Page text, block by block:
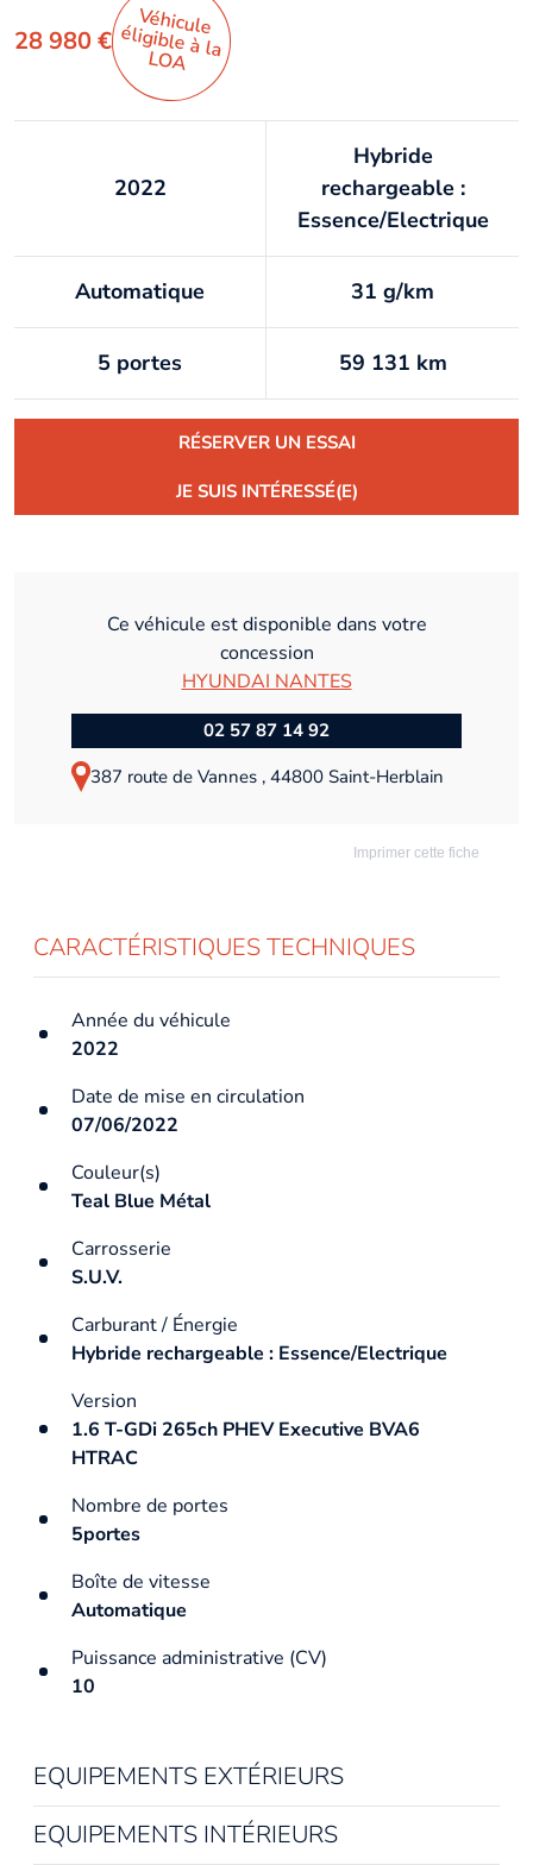
28 980 €
Véhicule
éligible à la
LO
A
2022
Hybride
rechargeable :
Essence/Electrique
Automatique 31 g/km
5 portes 59 131 km
RÉSERVER UN ESSAI
JE SUIS INTÉRESSÉ(E)
Ce véhicule est disponible dans votre
concession
HYUNDAI NANTES
02 57 87 14 92
387 route de Vannes , 44800 Saint-Herblain
Imprimer cette fiche
CARACTÉRISTIQUES TECHNIQUES
Année du véhicule
2022
Date de mise en circulation
07/06/2022
Couleur(s)
Teal Blue Métal
Carrosserie
S.U.V.
Carburant / Énergie
Hybride rechargeable : Essence/Electrique
Version
1.6 T-GDi 265ch PHEV Executive BVA6
HTRAC
Nombre de portes
5portes
Boîte de vitesse
Automatique
Puissance administrative (CV)
10
EQUIPEMENTS EXTÉRIEURS
EQUIPEMENTS INTÉRIEURS